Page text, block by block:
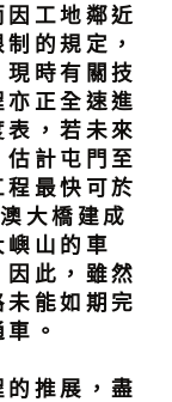
工地鄰近
的規定，
時有關技
正全速進
，若未來
計屯門至
最快可於
大橋建成
山的車
此，雖然
能如期完
。
推展，盡